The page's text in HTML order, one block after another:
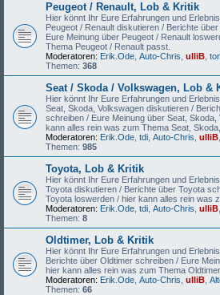
Peugeot / Renault, Lob & Kritik
Hier könnt Ihr Eure Erfahrungen und
Peugeot / Renault diskutieren / Berichte
Eure Meinung über Peugeot / Renault
Thema Peugeot / Renault passt.
Moderatoren: Erik.Ode Auto-Chris ulliB
Themen: 368
Seat / Skoda / Volkswagen, Lob &
Hier könnt Ihr Eure Erfahrungen und
Seat, Skoda, Volkswagen diskutieren /
schreiben / Eure Meinung über Seat,
kann alles rein was zum Thema Seat,
Moderatoren: Erik.Ode tdi Auto-Chris ulliB
Themen: 985
Toyota, Lob & Kritik
Hier könnt Ihr Eure Erfahrungen und
Toyota diskutieren / Berichte über Toyota
Toyota loswerden / hier kann alles rein was
Moderatoren: Erik.Ode tdi Auto-Chris ulliB
Themen: 8
Oldtimer, Lob & Kritik
Hier könnt Ihr Eure Erfahrungen und
Berichte über Oldtimer schreiben / Eure
hier kann alles rein was zum Thema
Moderatoren: Erik.Ode Auto-Chris ulliB
Themen: 66